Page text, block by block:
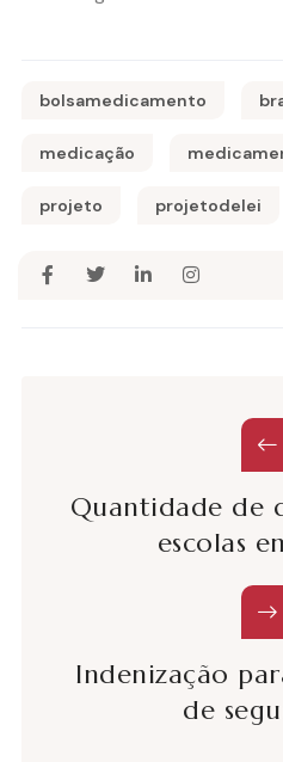
bolsamedicamento
medicação
projeto projetodelei
Quantidade de
escolas
Indenização
de